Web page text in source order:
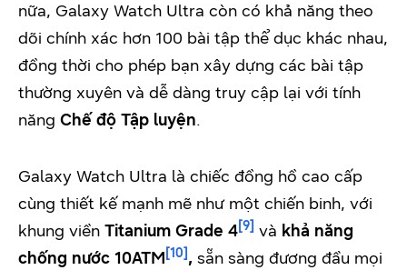
nữa, Galaxy Watch Ultra còn có khả năng theo
dõi chính xác hơn 100 bài tập thể dục khác nhau,
đồng thời cho phép bạn xây dựng các bài tập
thường xuyên và dễ dàng truy cập lại với tính
năng Chế độ Tập luyện.
Galaxy Watch Ultra là chiếc đồng hồ cao cấp
cùng thiết kế mạnh mẽ như một chiến binh, với
khung viền Titanium Grade 4[9] và khả năng
chống nước 10ATM[10], sẵn sàng đương đầu mọi